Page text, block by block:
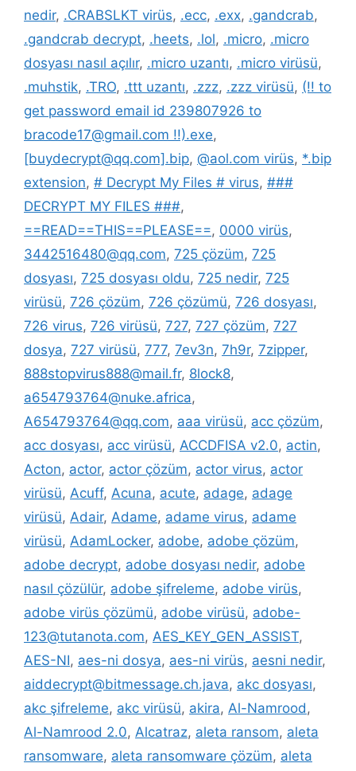
nedir, .CRABSLKT virüs, .ecc, .exx, .gandcrab,
.gandcrab decrypt, .heets, .lol, .micro, .micro
dosyası nasıl açılır, .micro uzantı, .micro virüsü,
.muhstik, .TRO, .ttt uzantı, .zzz, .zzz virüsü, (!! to
get password email id 239807926 to
bracode17@gmail.com !!).exe,
[buydecrypt@qq.com].bip, @aol.com virüs, *.bip
extension, # Decrypt My Files # virus, ###
DECRYPT MY FILES ###,
==READ==THIS==PLEASE==, 0000 virüs,
3442516480@qq.com, 725 çözüm, 725
dosyası, 725 dosyası oldu, 725 nedir, 725
virüsü, 726 çözüm, 726 çözümü, 726 dosyası,
726 virus, 726 virüsü, 727, 727 çözüm, 727
dosya, 727 virüsü, 777, 7ev3n, 7h9r, 7zipper,
888stopvirus888@mail.fr, 8lock8,
a654793764@nuke.africa,
A654793764@qq.com, aaa virüsü, acc çözüm,
acc dosyası, acc virüsü, ACCDFISA v2.0, actin,
Acton, actor, actor çözüm, actor virus, actor
virüsü, Acuff, Acuna, acute, adage, adage
virüsü, Adair, Adame, adame virus, adame
virüsü, AdamLocker, adobe, adobe çözüm,
adobe decrypt, adobe dosyası nedir, adobe
nasıl çözülür, adobe şifreleme, adobe virüs,
adobe virüs çözümü, adobe virüsü, adobe-
123@tutanota.com, AES_KEY_GEN_ASSIST,
AES-NI, aes-ni dosya, aes-ni virüs, aesni nedir,
aiddecrypt@bitmessage.ch.java, akc dosyası,
akc şifreleme, akc virüsü, akira, Al-Namrood,
Al-Namrood 2.0, Alcatraz, aleta ransom, aleta
ransomware, aleta ransomware çözüm, aleta